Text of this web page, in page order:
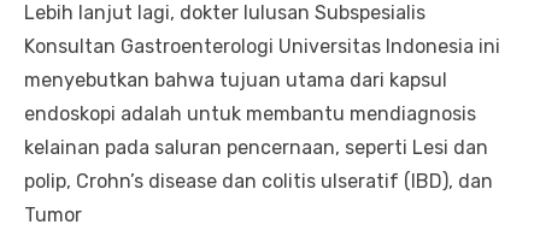
Lebih lanjut lagi, dokter lulusan Subspesialis
Konsultan Gastroenterologi Universitas Indonesia ini
menyebutkan bahwa tujuan utama dari kapsul
endoskopi adalah untuk membantu mendiagnosis
kelainan pada saluran pencernaan, seperti Lesi dan
polip, Crohn’s disease dan colitis ulseratif (IBD), dan
Tumor